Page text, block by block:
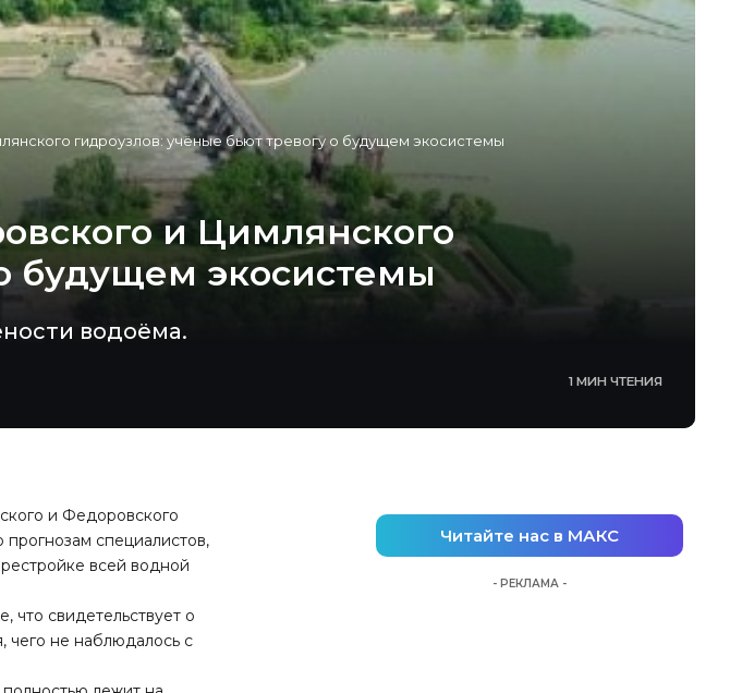
гидроузлов: учёные бьют тревогу о будущем экосистемы
и Цимлянского
будущем экосистемы
водоёма.
1 МИН ЧТЕНИЯ
и Федоровского
специалистов,
всей водной
что свидетельствует о
чего не наблюдалось с
Читайте нас в МАКС
- РЕКЛАМА -